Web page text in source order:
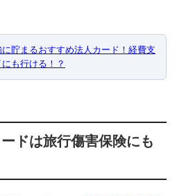
貯まるおすすめ法人カード！経費支
も行ける！？
ドは旅行傷害保険にも